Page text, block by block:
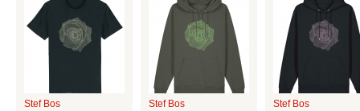
Stef Bos Stef Bos Stef Bos